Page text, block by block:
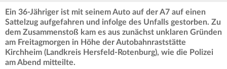
Ein 36-Jähriger ist mit seinem Auto auf der A7 auf einen
Sattelzug aufgefahren und infolge des Unfalls gestorben. Zu
dem Zusammenstoß kam es aus zunächst unklaren Gründen
am Freitagmorgen in Höhe der Autobahnraststätte
Kirchheim (Landkreis Hersfeld-Rotenburg), wie die Polizei
am Abend mitteilte.